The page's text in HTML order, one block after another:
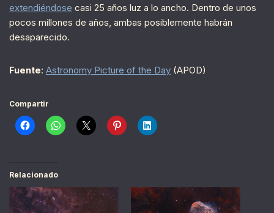
extendiéndose casi 25 años luz a lo ancho. Dentro de unos
pocos millones de años, ambas posiblemente habrán
desaparecido.
Fuente: Astronomy Picture of the Day (APOD)
Compartir
Relacionado